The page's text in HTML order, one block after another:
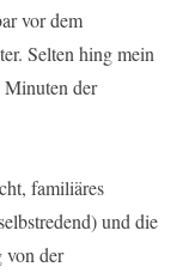
vor dem
Selten hing mein
der
familiäres
und die
von der